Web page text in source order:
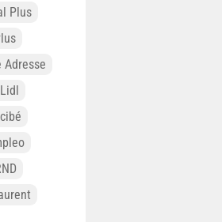
Plus
Adresse
Lidl